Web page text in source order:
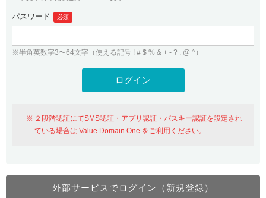
人気ドメインの種類
WHOIS検索
ドメイン・ホスティングOEM
従来のバリュードメインをご利用希望の方
Value Domainにログイン
おすすめ One レンタルサーバーを含む最新の機能を使う方
Value Domain Oneにログイン
ユーザー登録
パスワード 必須
※半角英数字3〜64文字（使える記号 ! # $ % & + - ? . @ ^）
２段階認証にてSMS認証・アプリ認証・パスキー認証を設定され
ている場合はValue Domain One をご利用ください。
外部サービスでログイン（新規登録）